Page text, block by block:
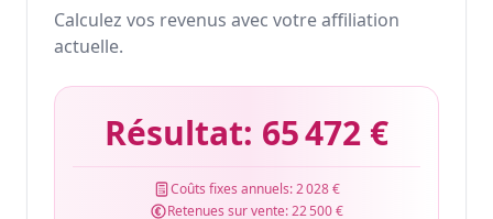
Calculez vos revenus avec votre affiliation
actuelle.
Résultat: 65 472 €
Coûts fixes annuels:2 028 €
Retenues sur vente:22 500 €